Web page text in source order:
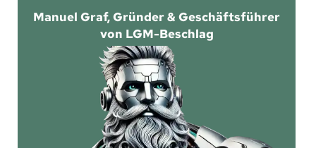
Manuel Graf, Gründer & Geschäftsführer
von LGM-Beschlag